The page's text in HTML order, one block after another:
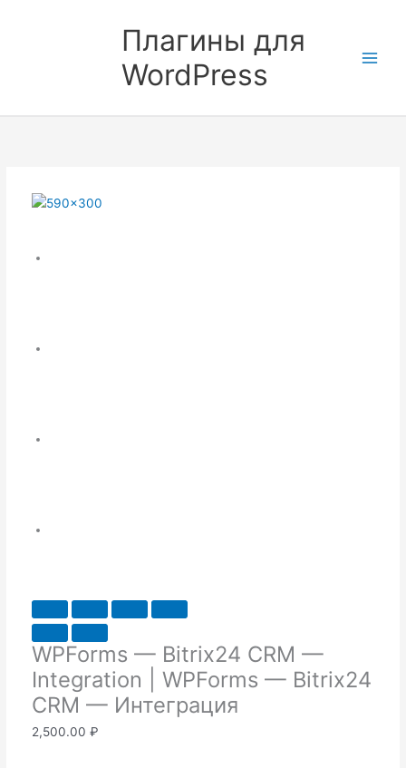
Плагины для
WordPress
WPForms — Bitrix24 CRM —
Integration | WPForms — Bitrix24
CRM — Интеграция
2,500.00 ₽